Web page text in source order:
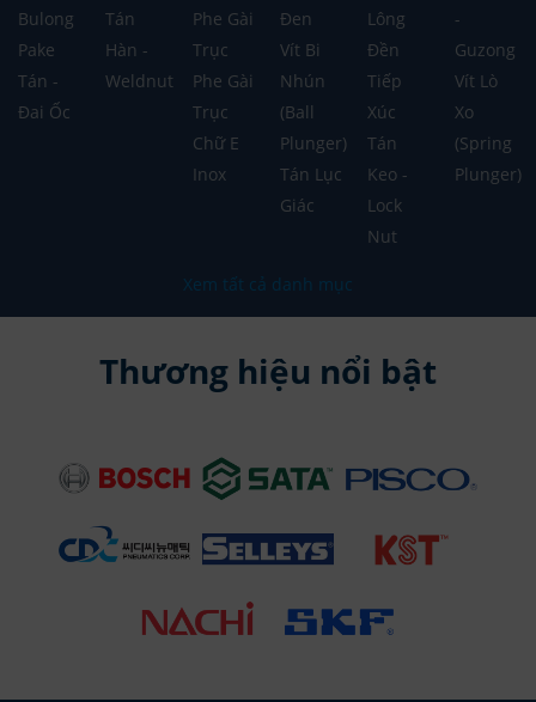
Bulong
Pake
Tán -
Đai Ốc
Tán
Hàn -
Weldnut
Phe Gài
Trục
Phe Gài
Trục
Chữ E
Inox
Đen
Vít Bi
Nhún
(Ball
Plunger)
Tán Lục
Giác
Lông
Đền
Tiếp
Xúc
Tán
Keo -
Lock
Nut
-
Guzong
Vít Lò
Xo
(Spring
Plunger)
Xem tất cả danh mục
Thương hiệu nổi bật